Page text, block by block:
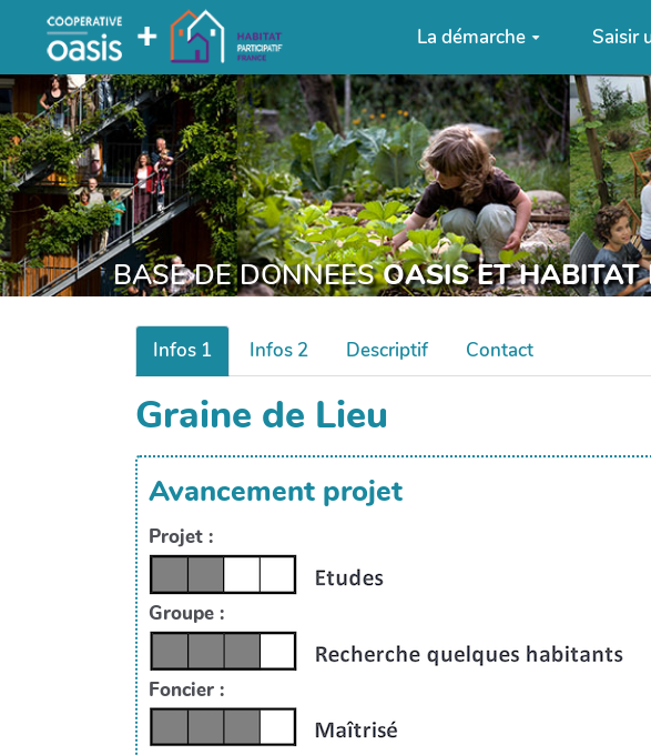
La démarche Saisir
BASE DE DONNEESOASIS ET HABITAT
Infos 1 Infos 2 Descriptif Contact
Graine de Lieu
Avancement projet
Projet :
Groupe :
Foncier :